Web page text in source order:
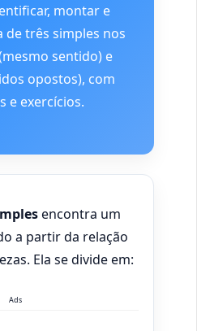
montar e
de três simples nos
sentido) e
opostos), com
e exercícios.
encontra um
a partir da relação
Ela se divide em:
Ads